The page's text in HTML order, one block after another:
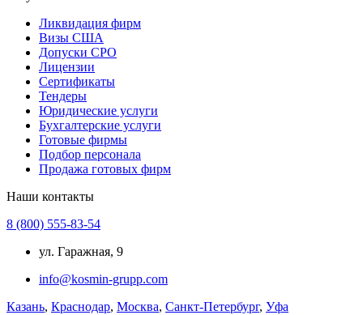
Ликвидация фирм
Визы США
Допуски СРО
Лицензии
Сертификаты
Тендеры
Юридические услуги
Бухгалтерские услуги
Готовые фирмы
Подбор персонала
Продажа готовых фирм
Наши контакты
8 (800) 555-83-54
ул. Гаражная, 9
info@kosmin-grupp.com
Казань, Краснодар, Москва, Санкт-Петербург, Уфа